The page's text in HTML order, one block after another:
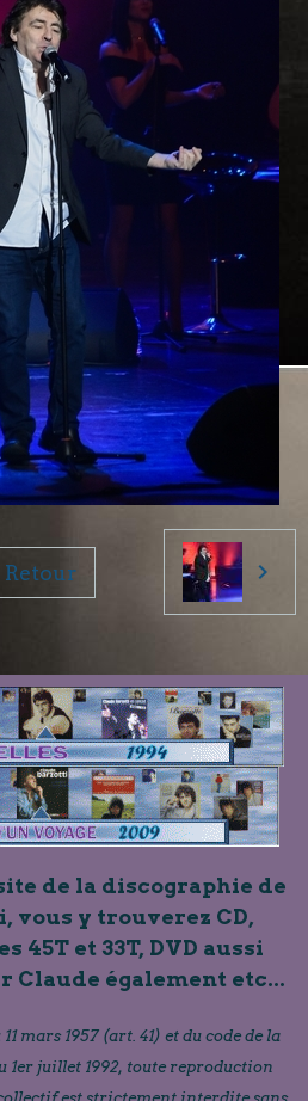
Retour
de la discographie de
vous y trouverez CD,
45T et 33T, DVD aussi
Claude également etc...
mars 1957 (art. 41) et du code de la
1er juillet 1992, toute reproduction